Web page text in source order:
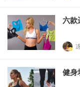
六款
健